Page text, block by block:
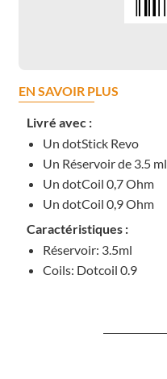
EN SAVOIR PLUS
Livré avec :
Un dotStick Revo
Un Réservoir de 3.5 ml
Un dotCoil 0,7 Ohm
Un dotCoil 0,9 Ohm
Caractéristiques :
Réservoir: 3.5ml
Coils: Dotcoil 0.9